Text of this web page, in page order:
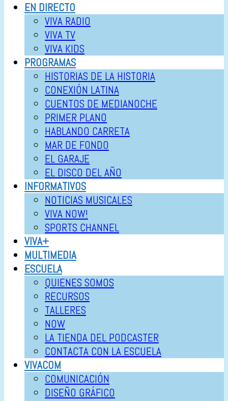
EN DIRECTO
VIVA RADIO
VIVA TV
VIVA KIDS
PROGRAMAS
HISTORIAS DE LA HISTORIA
CONEXIÓN LATINA
CUENTOS DE MEDIANOCHE
PRIMER PLANO
HABLANDO CARRETA
MAR DE FONDO
EL GARAJE
EL DISCO DEL AÑO
INFORMATIVOS
NOTICIAS MUSICALES
VIVA NOW!
SPORTS CHANNEL
VIVA+
MULTIMEDIA
ESCUELA
QUIENES SOMOS
RECURSOS
TALLERES
NOW
LA TIENDA DEL PODCASTER
CONTACTA CON LA ESCUELA
VIVACOM
COMUNICACIÓN
DISEÑO GRÁFICO